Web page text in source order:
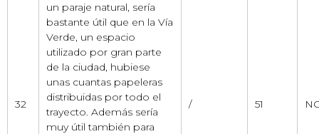
32
un paraje natural, sería
bastante útil que en la Vía
Verde, un espacio
utilizado por gran parte
de la ciudad, hubiese
unas cuantas papeleras
distribuidas por todo el
trayecto. Además sería
muy útil también para
/ 51